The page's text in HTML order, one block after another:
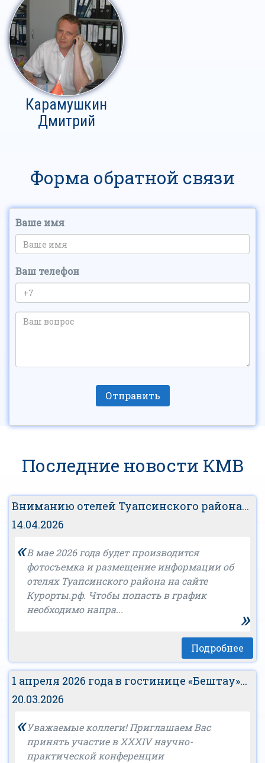
Карамушкин
Дмитрий
Форма обратной связи
Ваше имя
Ваш телефон
Последние новости КМВ
Вниманию отелей Туапсинского района...
14.04.2026
«В мае 2026 года будет производится
фотосъемка и размещение информации об
отелях Туапсинского района на сайте
Курорты.рф. Чтобы попасть в график
необходимо напра...
»
Подробнее
1 апреля 2026 года в гостинице «Бештау»...
20.03.2026
«Уважаемые коллеги! Приглашаем Вас
принять участие в XXXIV научно-
практической конференции